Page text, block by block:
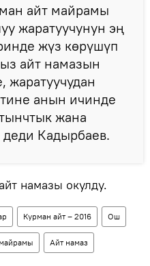
айт майрамы
жаратуучунун эң
жүз көрүшүп
айт намазын
жаратуучудан
анын ичинде
жана
Кадырбаев.
намазы окулду.
Курман айт – 2016 Ош
Айт намаз